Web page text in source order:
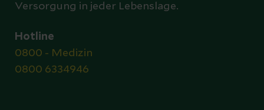
Versorgung in jeder Lebenslage.
Hotline
0800 - Medizin
0800 6334946